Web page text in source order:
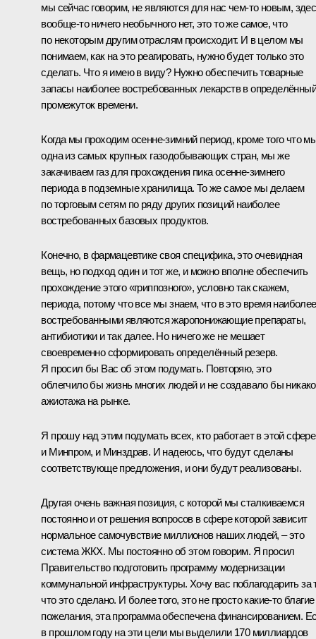
мы сейчас говорим, не являются для нас чем-то новым,
вообще-то ничего необычного нет, это то же самое, что
по некоторым другим отраслям происходит. И в целом мы
понимаем, как на это реагировать, нужно будет только это
сделать. Что я имею в виду? Нужно обеспечить товарные
запасы наиболее востребованных лекарств в определённый
промежуток времени.
Когда мы проходим осенне-зимний период, кроме того что
одна из самых крупных газодобывающих стран, мы же
закачиваем газ для прохождения пика осенне-зимнего
периода в подземные хранилища. То же самое мы делаем
по торговым сетям по ряду других позиций наиболее
востребованных базовых продуктов.
Конечно, в фармацевтике своя специфика, это очевидная
вещь, но подход один и тот же, и можно вполне обеспечить
прохождение этого «гриппозного», условно так скажем,
периода, потому что все мы знаем, что в это время наиболее
востребованными являются жаропонижающие препараты,
антибиотики и так далее. Но ничего же не мешает
своевременно сформировать определённый резерв.
Я просил бы Вас об этом подумать. Повторяю, это
облегчило бы жизнь многих людей и не создавало бы
ажиотажа на рынке.
Я прошу над этим подумать всех, кто работает в этой
и Минпром, и Минздрав. И надеюсь, что будут сделаны
соответствующе предложения, и они будут реализованы.
Другая очень важная позиция, с которой мы сталкиваемся
постоянно и от решения вопросов в сфере которой зависит
нормальное самочувствие миллионов наших людей, ‒ это
система ЖКХ. Мы постоянно об этом говорим. Я просил
Правительство подготовить программу модернизации
коммунальной инфраструктуры. Хочу вас поблагодарить за
что это сделано. И более того, это не просто какие-то благие
пожелания, эта программа обеспечена финансированием.
в прошлом году на эти цели мы выделили 170 миллиардов